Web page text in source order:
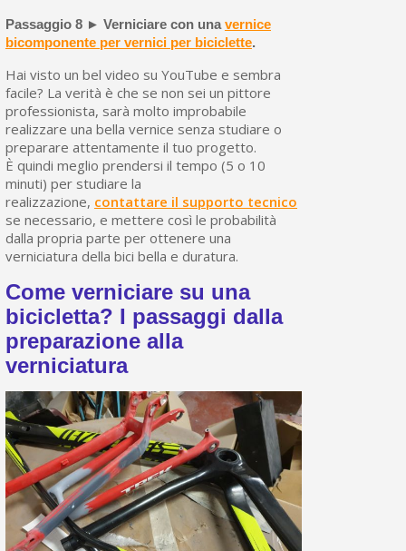
Passaggio 8 ► Verniciare con una vernice
bicomponente per vernici per biciclette.
Hai visto un bel video su YouTube e sembra
facile? La verità è che se non sei un pittore
professionista, sarà molto improbabile
realizzare una bella vernice senza studiare o
preparare attentamente il tuo progetto.
È quindi meglio prendersi il tempo (5 o 10
minuti) per studiare la
realizzazione, contattare il supporto tecnico
se necessario, e mettere così le probabilità
dalla propria parte per ottenere una
verniciatura della bici bella e duratura.
Come verniciare su una
bicicletta? I passaggi dalla
preparazione alla
verniciatura